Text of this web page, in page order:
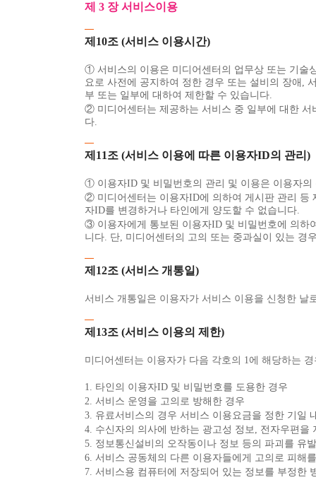
제 3 장 서비스이용
제10조 (서비스 이용시간)
① 서비스의 이용은 미디어센터의 업무상 또는 기술
요로 사전에 공지하여 정한 경우 또는 설비의 장애,
부 또는 일부에 대하여 제한할 수 있습니다.
② 미디어센터는 제공하는 서비스 중 일부에 대한 서
다.
제11조 (서비스 이용에 따른 이용자ID의 관리)
① 이용자ID 및 비밀번호의 관리 및 이용은 이용자의
② 미디어센터는 이용자ID에 의하여 게시판 관리 등
자ID를 변경하거나 타인에게 양도할 수 없습니다.
③ 이용자에게 통보된 이용자ID 및 비밀번호에 의하
니다. 단, 미디어센터의 고의 또는 중과실이 있는 경
제12조 (서비스 개통일)
서비스 개통일은 이용자가 서비스 이용을 신청한
제13조 (서비스 이용의 제한)
미디어센터는 이용자가 다음 각호의 1에 해당하는
1. 타인의 이용자ID 및 비밀번호를 도용한 경우
2. 서비스 운영을 고의로 방해한 경우
3. 유료서비스의 경우 서비스 이용요금을 정한 기일
4. 수신자의 의사에 반하는 광고성 정보, 전자우편을
5. 정보통신설비의 오작동이나 정보 등의 파괴를 유
6. 서비스 공동체의 다른 이용자들에게 고의로 피해
7. 서비스용 컴퓨터에 저장되어 있는 정보를 부정한